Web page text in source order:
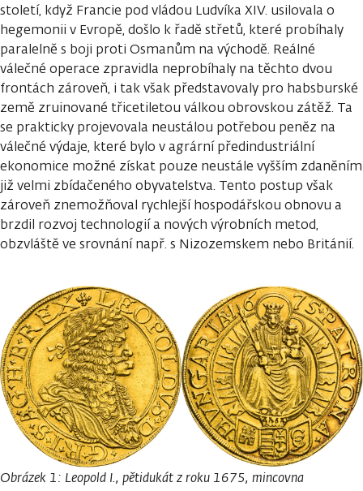
století, když Francie pod vládou Ludvíka XIV. usilovala o
hegemonii v Evropě, došlo k řadě střetů, které probíhaly
paralelně s boji proti Osmanům na východě. Reálné
válečné operace zpravidla neprobíhaly na těchto dvou
frontách zároveň, i tak však představovaly pro habsburské
země zruinované třicetiletou válkou obrovskou zátěž. Ta
se prakticky projevovala neustálou potřebou peněz na
válečné výdaje, které bylo v agrární předindustriální
ekonomice možné získat pouze neustále vyšším zdaněním
již velmi zbídačeného obyvatelstva. Tento postup však
zároveň znemožňoval rychlejší hospodářskou obnovu a
brzdil rozvoj technologií a nových výrobních metod,
obzvláště ve srovnání např. s Nizozemskem nebo Británií.
Obrázek 1: Leopold I., pětidukát z roku 1675, mincovna